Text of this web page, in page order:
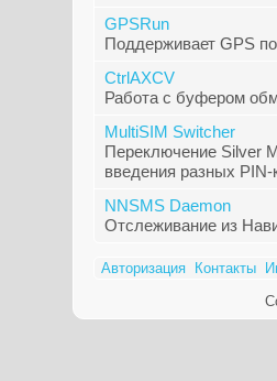
GPSRun
Поддерживает GPS
CtrlAXCV
Работа с буфером
MultiSIM Switcher
Переключение Silver
введения разных PIN-
NNSMS Daemon
Отслеживание из
Авторизация Контакты